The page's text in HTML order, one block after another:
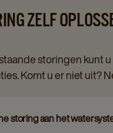
ZELF
storingen kunt
Komt u er niet uit?
storing aan het